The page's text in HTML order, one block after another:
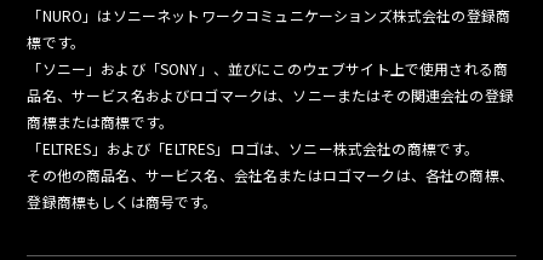
「NURO」はソニーネットワークコミュニケーションズ株式会社の登録商
標です。
「ソニー」および「SONY」、並びにこのウェブサイト上で使用される商
品名、サービス名およびロゴマークは、ソニーまたはその関連会社の登録
商標または商標です。
「ELTRES」および「ELTRES」ロゴは、ソニー株式会社の商標です。
その他の商品名、サービス名、会社名またはロゴマークは、各社の商標、
登録商標もしくは商号です。